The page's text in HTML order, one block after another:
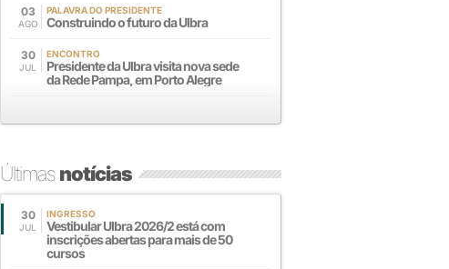
03
AGO
PALAVRA DO PRESIDENTE
Construindo o futuro da Ulbra
30
JUL
ENCONTRO
Presidente da Ulbra visita nova sede
da Rede Pampa, em Porto Alegre
Últimasnotícias
30
JUL
INGRESSO
Vestibular Ulbra 2026/2 está com
inscrições abertas para mais de 50
cursos